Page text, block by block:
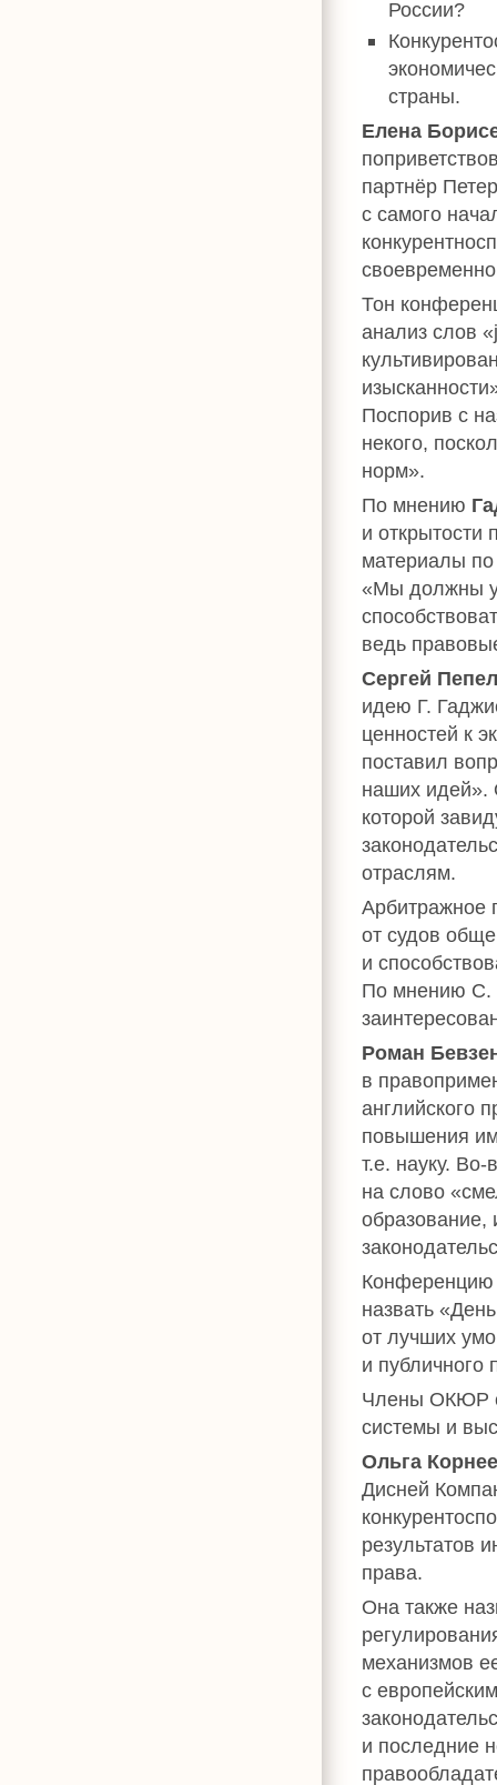
России?
страны.
Елена
партнёр
с самого
Тон
анализ слов
Поспорив с
некого,
норм».
По мнению
и открытости
материалы
«Мы должны
ведь
Сергей
идею Г.
ценностей к
поставил
наших идей».
которой
отраслям.
Арбитражное
от судов
и
По мнению С.
Роман
в
английского
повышения
т.е. науку.
на слово
образование,
назвать
от лучших
и публичного
Члены ОКЮР
системы и
Ольга
Дисней
результатов
права.
Она также
механизмов
с
и последние